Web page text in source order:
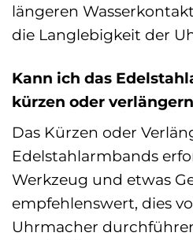
längeren
die Langlebigkeit der
Kann ich das
kürzen oder
Das Kürzen oder
Edelstahlarmbands
Werkzeug und etwas
empfehlenswert, dies
Uhrmacher